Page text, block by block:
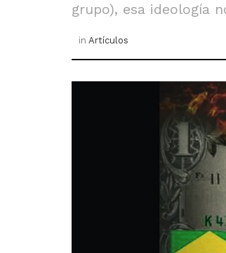
grupo), esa ideología
in Artículos